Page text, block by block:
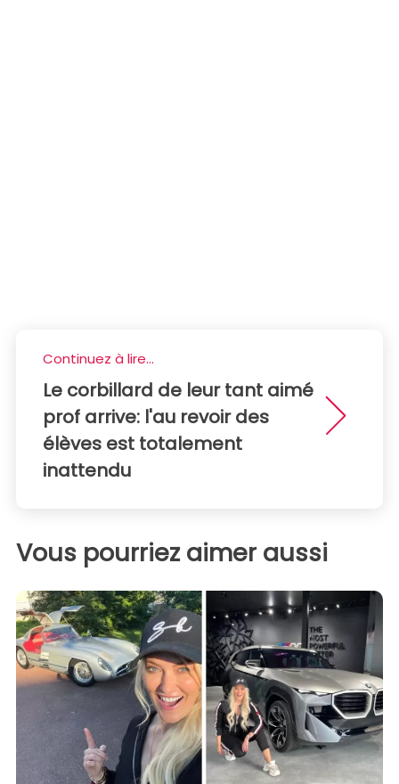
Continuez à lire...
Le corbillard de leur tant aimé
prof arrive: l'au revoir des
élèves est totalement
inattendu
Vous pourriez aimer aussi